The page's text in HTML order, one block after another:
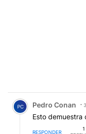
Comentario de
PC Pedro Conan
Esto demuestra
RESPONDER
1